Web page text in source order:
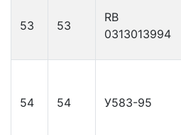
53 53
RB
0313013994
54 54 У583-95